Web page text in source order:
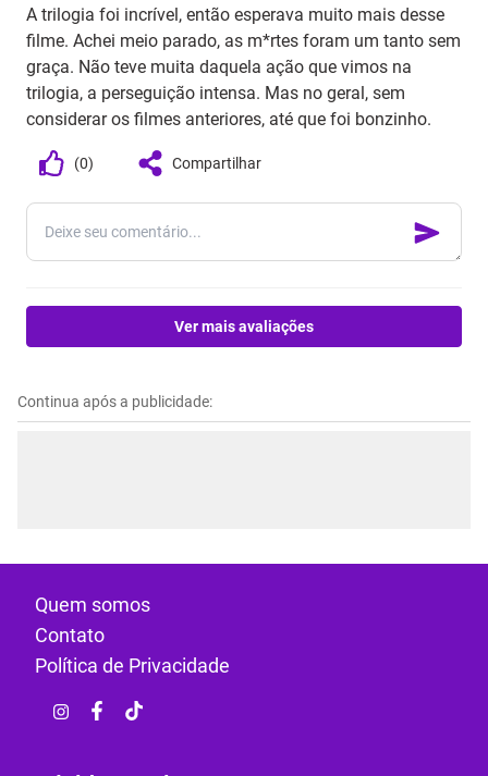
A trilogia foi incrível, então esperava muito mais desse
filme. Achei meio parado, as m*rtes foram um tanto sem
graça. Não teve muita daquela ação que vimos na
trilogia, a perseguição intensa. Mas no geral, sem
considerar os filmes anteriores, até que foi bonzinho.
(0) Compartilhar
Ver mais avaliações
Continua após a publicidade:
Quem somos
Contato
Política de Privacidade